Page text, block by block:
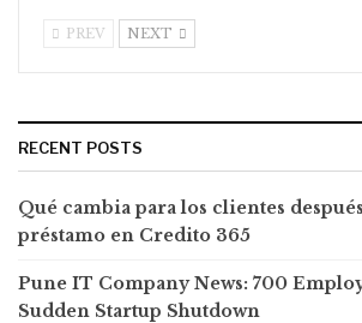
PREV NEXT
RECENT POSTS
Qué cambia para los clientes
préstamo en Credito 365
Pune IT Company News: 700
Sudden Startup Shutdown